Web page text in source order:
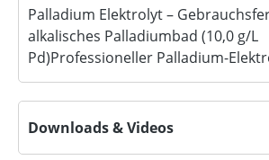
Palladium Elektrolyt –
alkalisches Palladiumbad (10,0 g/L
Pd)Professioneller Palladium-
Downloads & Videos